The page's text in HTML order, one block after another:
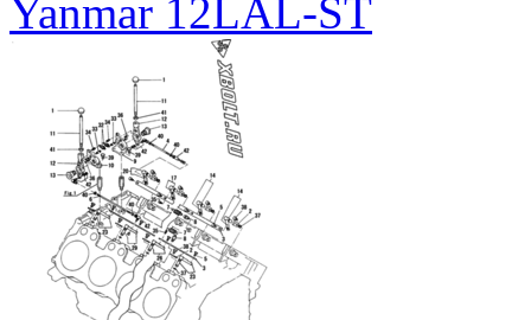
Yanmar 12LAL-ST